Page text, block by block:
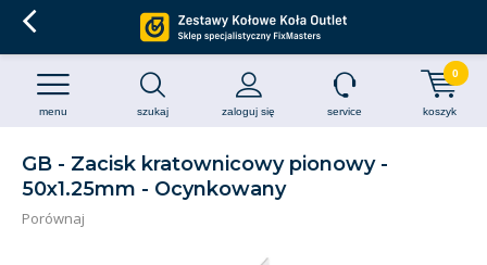
szukaj zaloguj się
menu service koszyk
0
GB - Zacisk kratownicowy pionowy -
50x1.25mm - Ocynkowany
Porównaj